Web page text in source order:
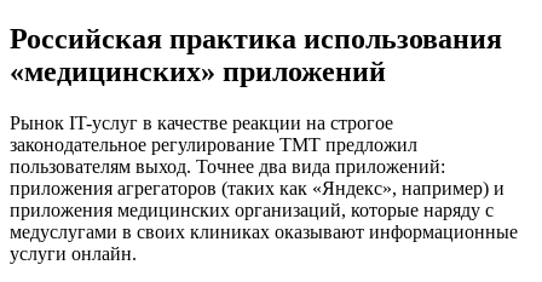
Российская практика использования
«медицинских» приложений
Рынок IT-услуг в качестве реакции на строгое
законодательное регулирование ТМТ предложил
пользователям выход. Точнее два вида приложений:
приложения агрегаторов (таких как «Яндекс», например) и
приложения медицинских организаций, которые наряду с
медуслугами в своих клиниках оказывают информационные
услуги онлайн.